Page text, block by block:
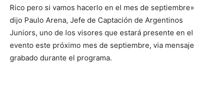
Rico pero si vamos hacerlo en el mes de septiembre»
dijo Paulo Arena, Jefe de Captación de Argentinos
Juniors, uno de los visores que estará presente en el
evento este próximo mes de septiembre, via mensaje
grabado durante el programa.